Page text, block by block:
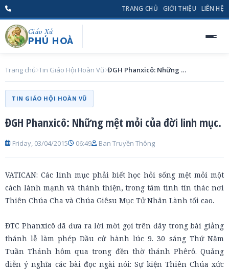
TRANG CHỦ GIỚI THIỆU LIÊN HỆ
Giáo Xứ
PHÚ HOÀ
Trang chủ Tin Giáo Hội Hoàn Vũ ĐGH Phanxicô: Những mệt mỏi của đời linh mục.
TIN GIÁO HỘI HOÀN VŨ
ĐGH Phanxicô: Những mệt mỏi của đời linh mục.
Friday, 03/04/2015 06:49 Ban Truyền Thông
VATICAN: Các linh mục phải biết học hỏi sống mệt mỏi một
cách lành mạnh và thánh thiện, trong tâm tình tín thác nơi
Thiên Chúa Cha và Chúa Giêsu Mục Tử Nhân Lành tối cao.
ĐTC Phanxicô đã đưa ra lời mời gọi trên đây trong bài giảng
thánh lễ làm phép Dầu cử hành lúc 9. 30 sáng Thứ Năm
Tuần Thánh hôm qua trong đền thờ thánh Phêrô. Quảng
diễn ý nghĩa các bài đọc ngài nói: Sự kiện Thiên Chúa xức